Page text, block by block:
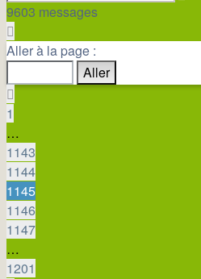
9603 messages
1145
1201
Aller à la page :
1
…
1143
1144
1145
1146
1147
…
1201